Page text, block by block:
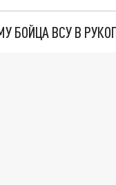
БОЙЦА ВСУ В